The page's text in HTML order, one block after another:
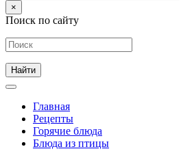
×
Поиск по сайту
Главная
Рецепты
Горячие блюда
Блюда из птицы